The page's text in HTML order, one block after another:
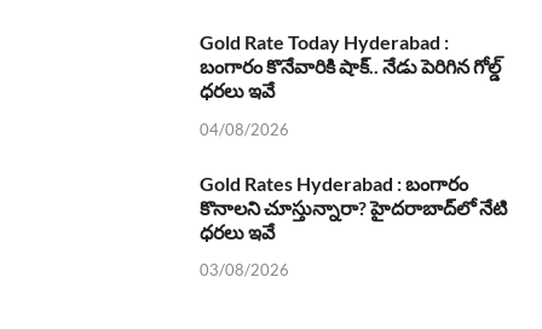
Gold Rate Today Hyderabad :
బంగారం కొనేవారికి షాక్.. నేడు పెరిగిన గోల్డ్
ధరలు ఇవే
04/08/2026
Gold Rates Hyderabad : బంగారం
కొనాలని చూస్తున్నారా? హైదరాబాద్‌లో నేటి
ధరలు ఇవే
03/08/2026